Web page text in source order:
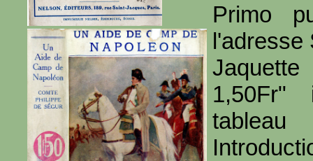
Primo
l'adresse
1,50Fr"
tableau